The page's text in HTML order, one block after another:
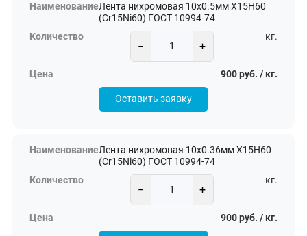
Лента нихромовая 10х0.5мм Х15Н60
(Cr15Ni60) ГОСТ 10994-74
− +
кг.
900 руб. / кг.
Оставить заявку
Лента нихромовая 10х0.36мм Х15Н60
(Cr15Ni60) ГОСТ 10994-74
− +
кг.
900 руб. / кг.